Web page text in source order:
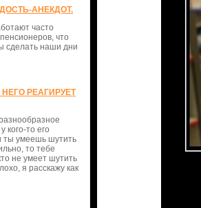
АНЕКДОТ.
часто
что
сделать наши дни
РЕАГИРУЕТ
кого-то его
ты умеешь шутить
то тебе
не умеет шутить
я расскажу как